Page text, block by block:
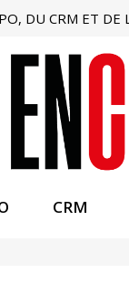
DU CRM ET DE
CRM